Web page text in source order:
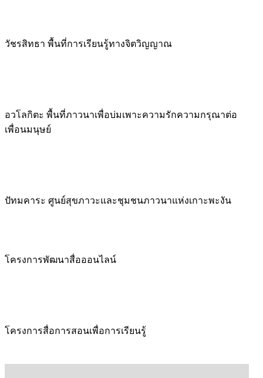
วัชรสิทธา พื้นที่การเรียนรู้ทางจิตวิญญาณ
อวโลกิตะ พื้นที่ภาวนาเพื่อบ่มเพาะความรักความกรุณาต่อ
เพื่อนมนุษย์
ปัทมคาระ ศูนย์สุขภาวะและชุมชนภาวนาแห่งเกาะพะงัน
โครงการพัฒนาสื่อออนไลน์
โครงการสื่อการสอนเพื่อการเรียนรู้